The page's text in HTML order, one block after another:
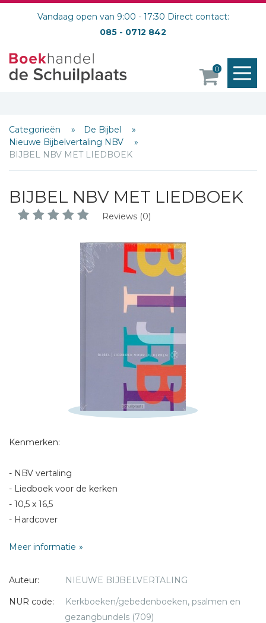
Vandaag open van 9:00 - 17:30 Direct contact:
085 - 0712 842
0
Categorieën
De Bijbel
Nieuwe Bijbelvertaling NBV
BIJBEL NBV MET LIEDBOEK
BIJBEL NBV MET LIEDBOEK
Reviews (0)
Kenmerken:
- NBV vertaling
- Liedboek voor de kerken
- 10,5 x 16,5
- Hardcover
Meer informatie
Auteur:
NIEUWE BIJBELVERTALING
NUR code:
Kerkboeken/gebedenboeken, psalmen en
gezangbundels (709)
Bericht *